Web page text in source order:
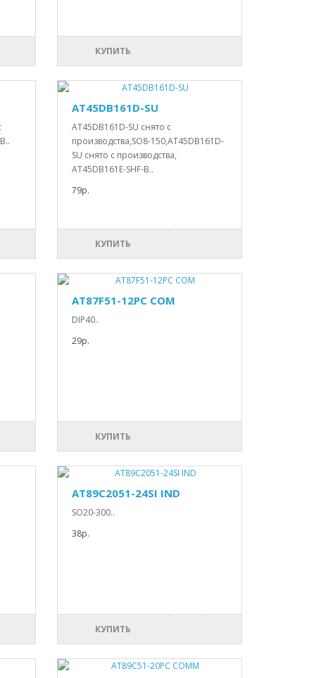
КУПИТЬ
AT45DB161D-SU
AT45DB161D-SU снято с
производства,SO8-150,AT45DB161D-
SU снято с производства,
AT45DB161E-SHF-B..
79р.
КУПИТЬ
AT87F51-12PC COM
DIP40..
29р.
КУПИТЬ
AT89C2051-24SI IND
SO20-300..
38р.
КУПИТЬ